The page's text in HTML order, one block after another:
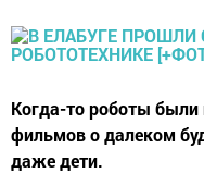
Когда-то роботы
фильмов о далеком
даже дети.